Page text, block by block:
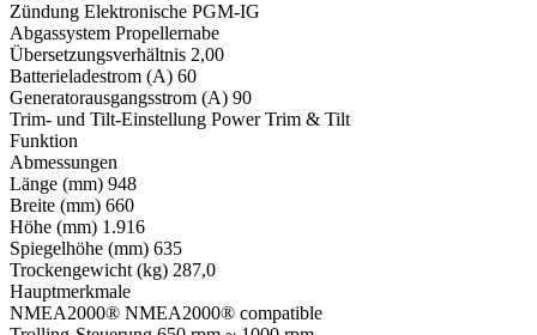
Zündung Elektronische PGM-IG
Abgassystem Propellernabe
Übersetzungsverhältnis 2,00
Batterieladestrom (A) 60
Generatorausgangsstrom (A) 90
Trim- und Tilt-Einstellung Power Trim & Tilt
Funktion
Abmessungen
Länge (mm) 948
Breite (mm) 660
Höhe (mm) 1.916
Spiegelhöhe (mm) 635
Trockengewicht (kg) 287,0
Hauptmerkmale
NMEA2000® NMEA2000® compatible